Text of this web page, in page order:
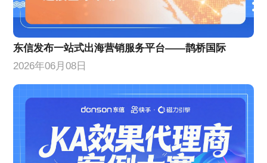
东信发布一站式出海营销服务平台——鹊桥国际
2026年06月08日